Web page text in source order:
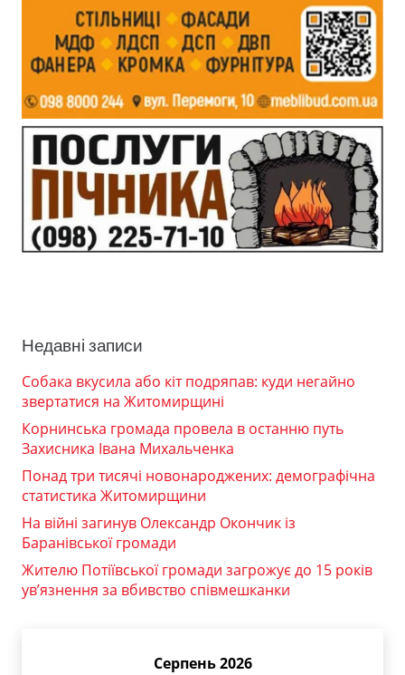
Недавні записи
Собака вкусила або кіт подряпав: куди негайно
звертатися на Житомирщині
Корнинська громада провела в останню путь
Захисника Івана Михальченка
Понад три тисячі новонароджених: демографічна
статистика Житомирщини
На війні загинув Олександр Окончик із
Баранівської громади
Жителю Потіївської громади загрожує до 15 років
ув’язнення за вбивство співмешканки
Серпень 2026